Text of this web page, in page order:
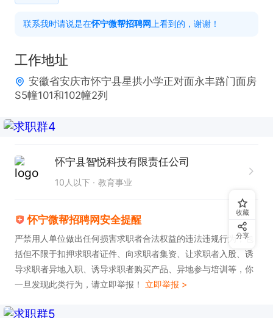
福利待遇： 底薪3000元+提成
感兴趣的话，请投递简历后直接拨打电话联系吧
联系我时请说是在怀宁微帮招聘网 上看到的，谢谢！
工作地址
安徽省安庆市怀宁县星拱小学正对面永丰路门面房
S5幢101和102幢2列
怀宁县智悦科技有限责任公司
10人以下 教育事业
怀宁微帮招聘网安全提醒
严禁用人单位做出任何损害求职者合法权益的违法违规行为，包
括但不限于扣押求职者证件、向求职者集资、让求职者入股、诱
导求职者异地入职、诱导求职者购买产品、异地参与培训等，你
一旦发现此类行为，请立即举报！ 立即举报 >
收藏
分享